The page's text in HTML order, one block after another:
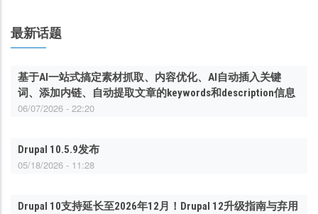
最新话题
基于AI一站式搞定素材抓取、内容优化、AI自动插入关键
词、添加内链、自动提取文章的keywords和description信息
06/07/2026 - 22:20
Drupal 10.5.9发布
05/18/2026 - 11:28
Drupal 10支持延长至2026年12月！Drupal 12升级指南与弃用